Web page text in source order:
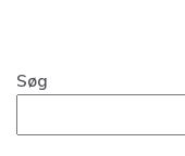
Søg